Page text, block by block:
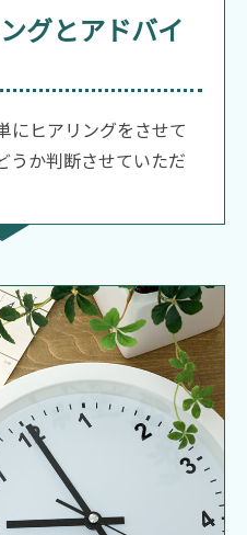
グとアドバイ
にヒアリングをさせて
うか判断させていただ